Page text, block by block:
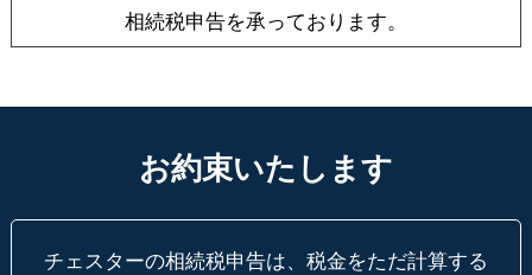
相続税申告を承っております。
お約束いたします
チェスターの相続税申告は、税金をただ計算する